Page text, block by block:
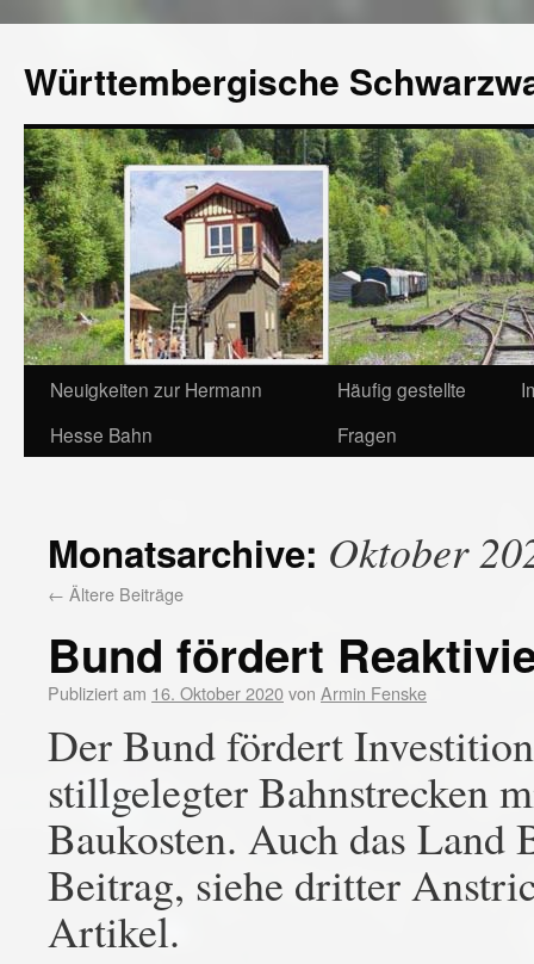
Württembergische
Neuigkeiten zur Hermann
Hesse Bahn
Häufig gestellte
Fragen
Monatsarchive: Oktober
← Ältere Beiträge
Bund fördert
Publiziert am 16. Oktober 2020von Armin Fenske
Der Bund fördert
stillgelegter Bahnstrecken
Baukosten. Auch das Land
Beitrag, siehe dritter
Artikel.